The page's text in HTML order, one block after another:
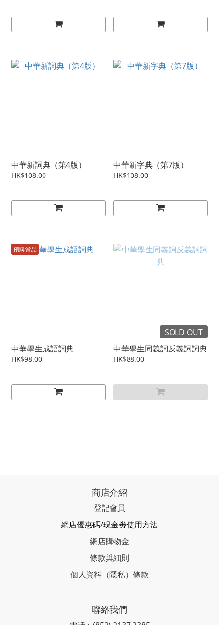
中華新詞典（第4版）
HK$108.00
中華新字典（第7版）
HK$108.00
預購貨品
中華學生成語詞典
HK$98.00
SOLD OUT
中華學生同義詞反義詞詞典
HK$88.00
商店介紹
登記會員
網店優惠碼/現金劵使用方法
網店購物金
條款與細則
個人資料（隱私）條款
聯絡我們